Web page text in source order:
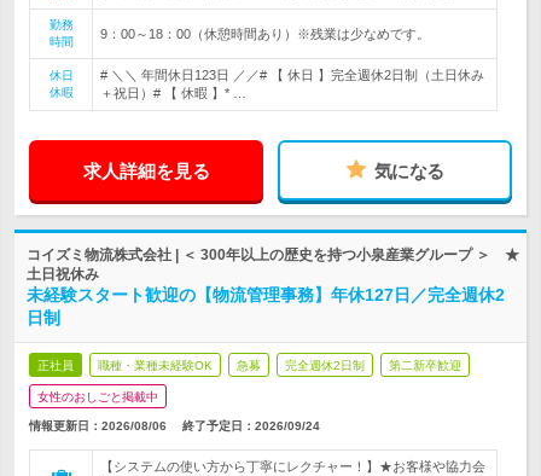
勤務
時間
9：00～18：00（休憩時間あり）※残業は少なめです。
休日
休暇
# ＼＼ 年間休日123日 ／／# 【 休日 】完全週休2日制（土日休み
＋祝日）# 【 休暇 】* …
求人詳細を見る 気になる
コイズミ物流株式会社 | ＜ 300年以上の歴史を持つ小泉産業グループ ＞ ★
土日祝休み
未経験スタート歓迎の【物流管理事務】年休127日／完全週休2
日制
正社員 職種・業種未経験OK 急募 完全週休2日制 第二新卒歓迎
女性のおしごと掲載中
情報更新日：2026/08/06 終了予定日： 2026/09/24
【システムの使い方から丁寧にレクチャー！】★お客様や協力会